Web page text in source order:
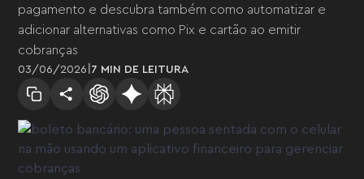
pagamento e descubra também como automatizar e
adicionar alternativas como Pix e cartão ao emitir
cobranças
03 /06 /2026 7 MIN DE LEITURA